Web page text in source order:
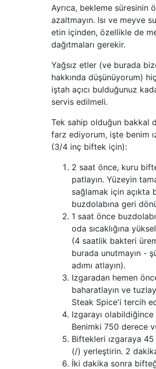
Ayrıca, bekleme süresinin
azaltmayın. Isı ve meyve
etin içinden, özellikle de
dağıtmaları gerekir.
Yağsız etler (ve burada
hakkında düşünüyorum)
iştah açıcı bulduğunuz
servis edilmeli.
Tek sahip olduğun bakkal
farz ediyorum, işte benim
(3/4 inç biftek için):
2 saat önce, kuru
patlayın. Yüzeyin
sağlamak için açıkta
buzdolabına geri
1 saat önce
oda sıcaklığına
(4 saatlik bakteri
burada unutmayın -
adımı atlayın).
Izgaradan hemen
baharatlayın ve
Steak Spice'i tercih
Izgarayı olabildiğince
Benimki 750 derece
Biftekleri ızgaraya
(/) yerleştirin. 2
İki dakika sonra